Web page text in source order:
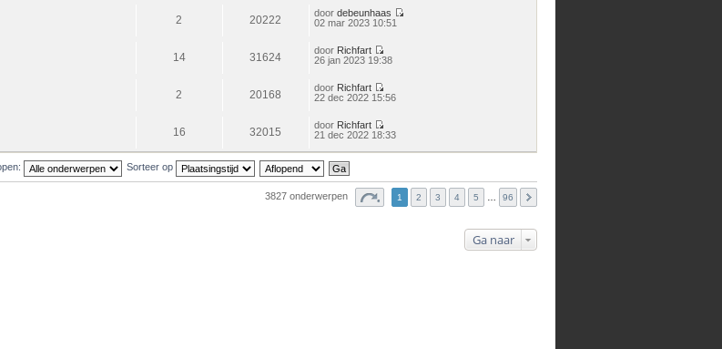
2 20222
door debeunhaas
02 mar 2023 10:51
14 31624
door Richfart
Bekijk
26 jan 2023 19:38
2 20168
door Richfart
Bekijk
22 dec 2022 15:56
16 32015
door Richfart
Bekijk
bericht
21 dec 2022 18:33
Sorteer op
3827 onderwerpen 1 2 3 4 5 96
Ga naar